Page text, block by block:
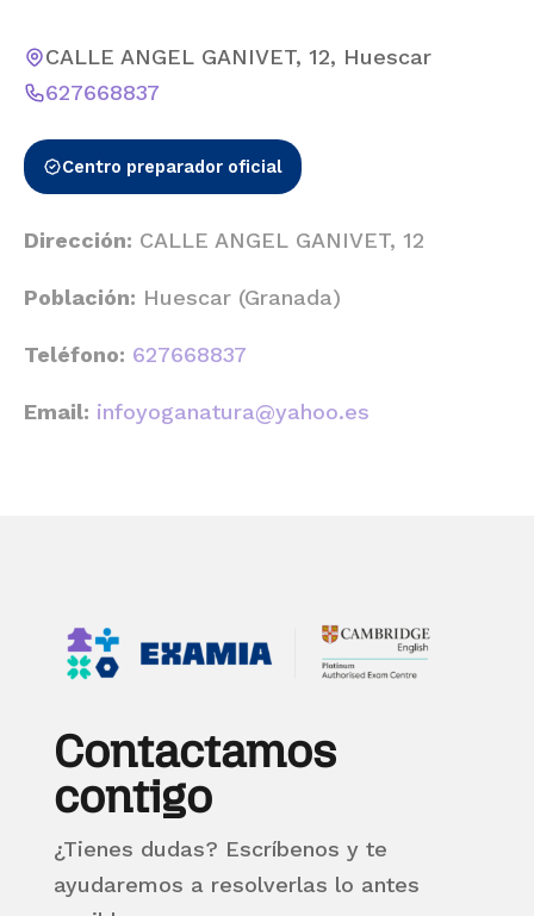
CALLE ANGEL GANIVET, 12, Huescar
627668837
Centro preparador oficial
Dirección: CALLE ANGEL GANIVET, 12
Población: Huescar (Granada)
Teléfono: 627668837
Email: infoyoganatura@yahoo.es
Contactamos
contigo
¿Tienes dudas? Escríbenos y te
ayudaremos a resolverlas lo antes